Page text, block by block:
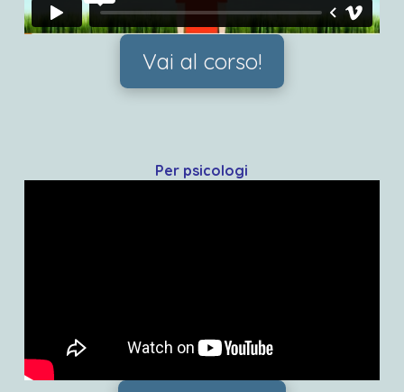
Vai al corso!
Per psicologi